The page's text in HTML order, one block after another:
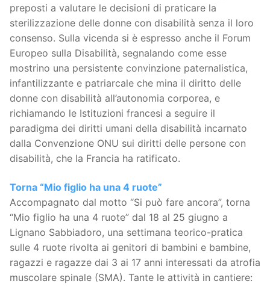
preposti a valutare le decisioni di praticare la
sterilizzazione delle donne con disabilità senza il loro
consenso. Sulla vicenda si è espresso anche il Forum
Europeo sulla Disabilità, segnalando come esse
mostrino una persistente convinzione paternalistica,
infantilizzante e patriarcale che mina il diritto delle
donne con disabilità all’autonomia corporea, e
richiamando le Istituzioni francesi a seguire il
paradigma dei diritti umani della disabilità incarnato
dalla Convenzione ONU sui diritti delle persone con
disabilità, che la Francia ha ratificato.
Torna “Mio figlio ha una 4 ruote”
Accompagnato dal motto “Si può fare ancora”, torna
“Mio figlio ha una 4 ruote” dal 18 al 25 giugno a
Lignano Sabbiadoro, una settimana teorico-pratica
sulle 4 ruote rivolta ai genitori di bambini e bambine,
ragazzi e ragazze dai 3 ai 17 anni interessati da atrofia
muscolare spinale (SMA). Tante le attività in cantiere: